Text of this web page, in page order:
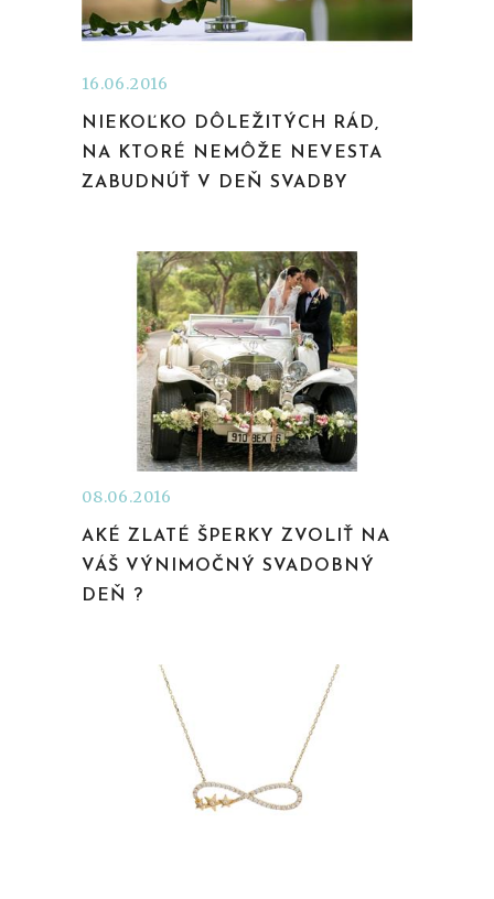
16.06.2016
NIEKOĽKO DÔLEŽITÝCH RÁD,
NA KTORÉ NEMÔŽE NEVESTA
ZABUDNÚŤ V DEŇ SVADBY
08.06.2016
AKÉ ZLATÉ ŠPERKY ZVOLIŤ NA
VÁŠ VÝNIMOČNÝ SVADOBNÝ
DEŇ ?